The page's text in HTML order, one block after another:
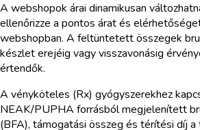
A webshopok árai dinamikusan
ellenőrizze a pontos árat és
webshopban. A feltüntetett összegek
készlet erejéig vagy visszavonásig
értendők.
A vényköteles (Rx) gyógyszerekhez
NEAK/PUPHA forrásból megjelenített
(BFA), támogatási összeg és térítési díj